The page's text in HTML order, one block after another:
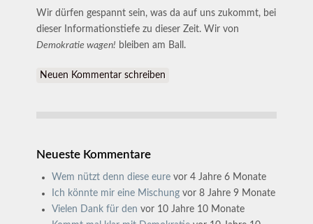
Wir dürfen gespannt sein, was da auf uns zukommt, bei
dieser Informationstiefe zu dieser Zeit. Wir von
Demokratie wagen! bleiben am Ball.
Neuen Kommentar schreiben
Neueste Kommentare
Wem nützt denn diese eure vor 4 Jahre 6 Monate
Ich könnte mir eine Mischung vor 8 Jahre 9 Monate
Vielen Dank für den vor 10 Jahre 10 Monate